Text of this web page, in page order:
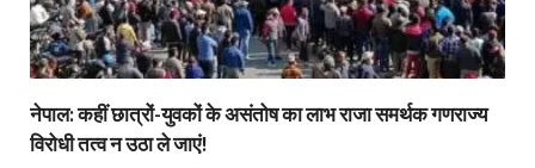
नेपाल: कहीं छात्रों-युवकों के असंतोष का लाभ राजा समर्थक गणराज्य
विरोधी तत्व न उठा ले जाएं!